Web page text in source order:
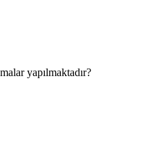
yapılmaktadır?